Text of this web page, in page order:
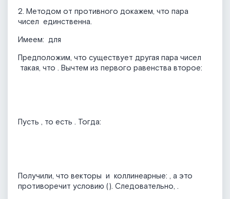
2. Методом от противного докажем, что пара
чисел единственна.
Имеем: для
Предположим, что существует другая пара чисел
такая, что . Вычтем из первого равенства второе:
Пусть , то есть . Тогда:
Получили, что векторы и коллинеарные: , а это
противоречит условию (). Следовательно, .